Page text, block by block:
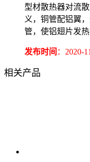
型材散热器对流
义，铜管配铝翼
管，使铝翅片发
发布时间 ：2020-
相关产品